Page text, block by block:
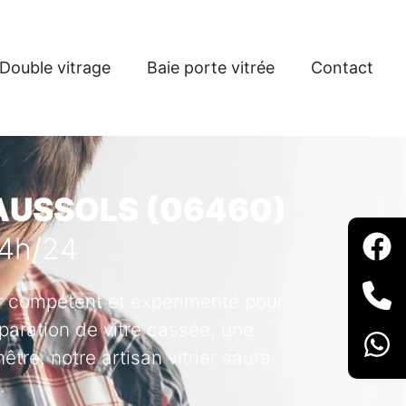
Double vitrage Baie porte vitrée Contact
(06460)
24
et expérimenté pour
de vitre cassée, une
notre artisan vitrier saura